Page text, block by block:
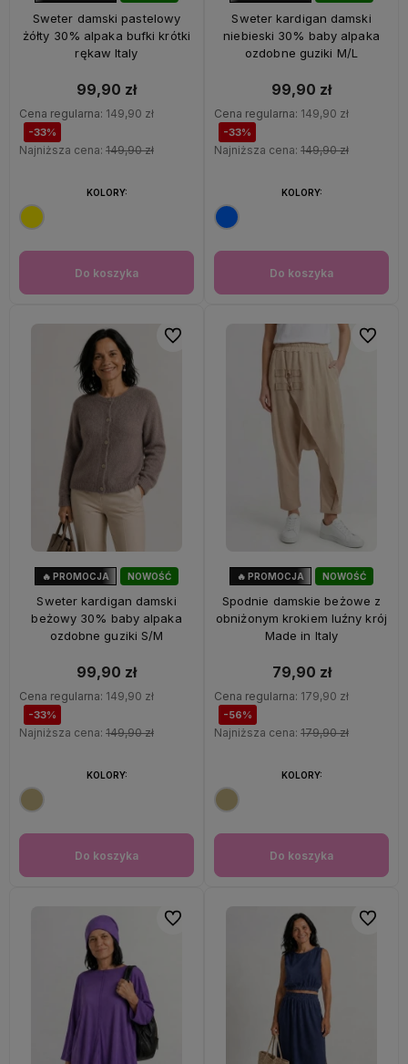
Sweter damski pastelowy
żółty 30% alpaka bufki krótki
rękaw Italy
99,90 zł
Cena regularna: 149,90 zł
-33%
Najniższa cena: 149,90 zł
Do koszyka
KOLORY:
Sweter kardigan damski
niebieski 30% baby alpaka
ozdobne guziki M/L
99,90 zł
Cena regularna: 149,90 zł
-33%
Najniższa cena: 149,90 zł
Do koszyka
KOLORY:
NOWOŚĆ
🔥 PROMOCJA
Sweter kardigan damski
beżowy 30% baby alpaka
ozdobne guziki S/M
99,90 zł
Cena regularna: 149,90 zł
-33%
Najniższa cena: 149,90 zł
Do koszyka
KOLORY:
Do ulubionych
NOWOŚĆ
🔥 PROMOCJA
Spodnie damskie beżowe z
obniżonym krokiem luźny krój
Made in Italy
79,90 zł
Cena regularna: 179,90 zł
-56%
Najniższa cena: 179,90 zł
Do koszyka
KOLORY:
Do
Do ulubionych Do